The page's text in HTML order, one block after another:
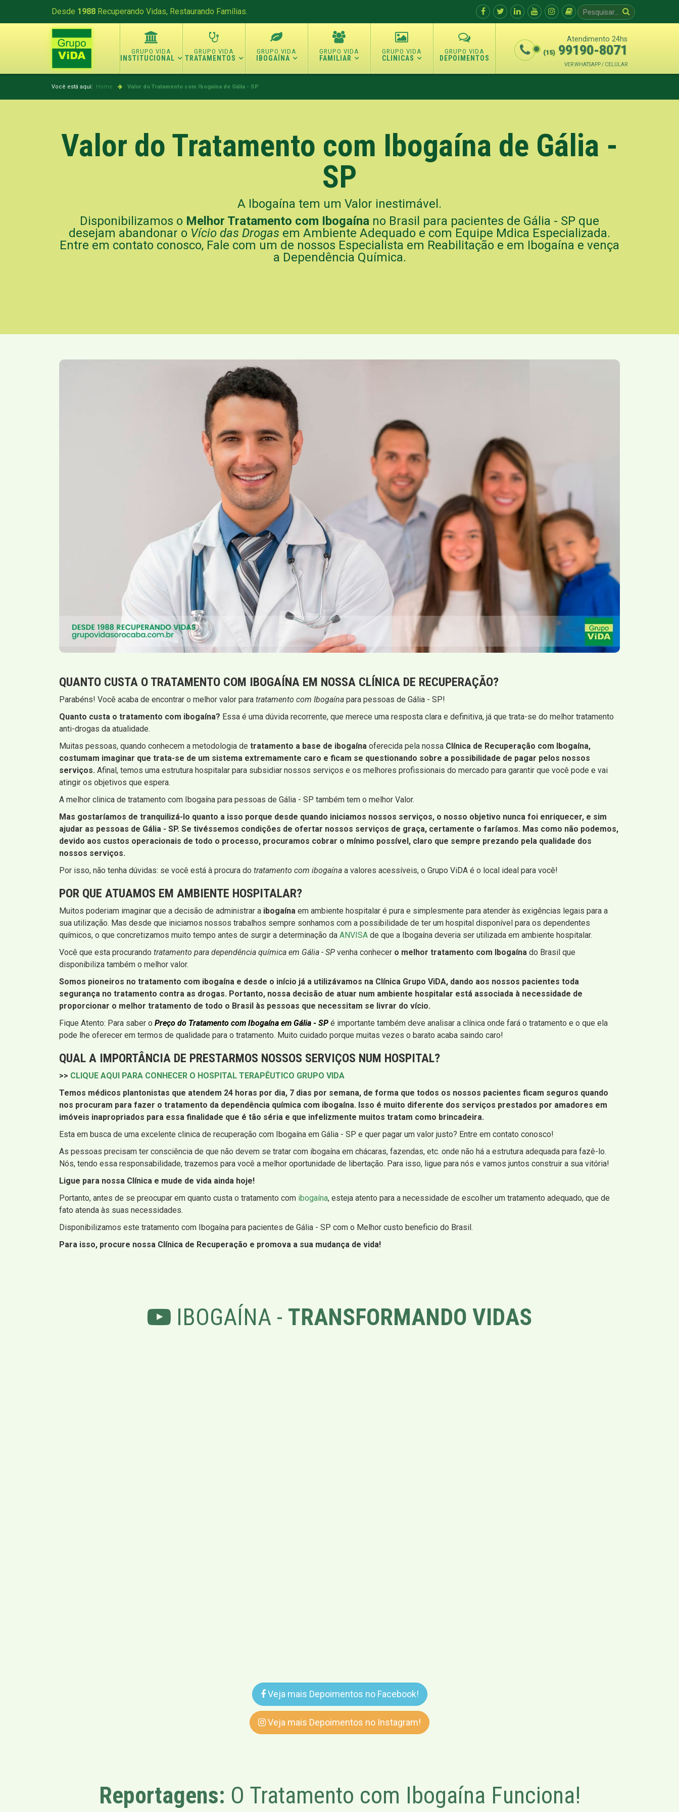
Desde 1988 Recuperando Vidas, Restaurando Famílias.
INSTITUCIONAL TRATAMENTOS IBOGAÍNA FAMILIAR CLINICAS DEPOIMENTOS
Atendimento 24hs
(15) 99190-8071
VER WHATSAPP / CELULAR
Você está aqui: Home Valor do Tratamento com Ibogaína de Gália - SP
Valor do Tratamento com Ibogaína de Gália -
SP
A Ibogaína tem um Valor inestimável.
Disponibilizamos o Melhor Tratamento com Ibogaína no Brasil para pacientes de Gália - SP que
desejam abandonar o Vício das Drogas em Ambiente Adequado e com Equipe Mdica Especializada.
Entre em contato conosco, Fale com um de nossos Especialista em Reabilitação e em Ibogaína e vença
a Dependência Química.
QUANTO CUSTA O TRATAMENTO COM IBOGAÍNA EM NOSSA CLÍNICA DE RECUPERAÇÃO?
Parabéns! Você acaba de encontrar o melhor valor para tratamento com Ibogaína para pessoas de Gália - SP!
Quanto custa o tratamento com ibogaína? Essa é uma dúvida recorrente, que merece uma resposta clara e definitiva, já que trata-se do melhor tratamento
anti-drogas da atualidade.
Muitas pessoas, quando conhecem a metodologia de tratamento a base de ibogaína oferecida pela nossa Clínica de Recuperação com Ibogaína,
costumam imaginar que trata-se de um sistema extremamente caro e ficam se questionando sobre a possibilidade de pagar pelos nossos
serviços. Afinal, temos uma estrutura hospitalar para subsidiar nossos serviços e os melhores profissionais do mercado para garantir que você pode e vai
atingir os objetivos que espera.
A melhor clinica de tratamento com Ibogaína para pessoas de Gália - SP também tem o melhor Valor.
Mas gostaríamos de tranquilizá-lo quanto a isso porque desde quando iniciamos nossos serviços, o nosso objetivo nunca foi enriquecer, e sim
ajudar as pessoas de Gália - SP. Se tivéssemos condições de ofertar nossos serviços de graça, certamente o faríamos. Mas como não podemos,
devido aos custos operacionais de todo o processo, procuramos cobrar o mínimo possível, claro que sempre prezando pela qualidade dos
nossos serviços.
Por isso, não tenha dúvidas: se você está à procura do tratamento com ibogaína a valores acessíveis, o Grupo ViDA é o local ideal para você!
POR QUE ATUAMOS EM AMBIENTE HOSPITALAR?
Muitos poderiam imaginar que a decisão de administrar a ibogaína em ambiente hospitalar é pura e simplesmente para atender às exigências legais para a
sua utilização. Mas desde que iniciamos nossos trabalhos sempre sonhamos com a possibilidade de ter um hospital disponível para os dependentes
químicos, o que concretizamos muito tempo antes de surgir a determinação da ANVISA de que a Ibogaína deveria ser utilizada em ambiente hospitalar.
Você que esta procurando tratamento para dependência química em Gália - SP venha conhecer o melhor tratamento com Ibogaína do Brasil que
disponibiliza também o melhor valor.
Somos pioneiros no tratamento com ibogaína e desde o início já a utilizávamos na Clínica Grupo ViDA, dando aos nossos pacientes toda
segurança no tratamento contra as drogas. Portanto, nossa decisão de atuar num ambiente hospitalar está associada à necessidade de
proporcionar o melhor tratamento de todo o Brasil às pessoas que necessitam se livrar do vício.
Fique Atento: Para saber o Preço do Tratamento com Ibogaína em Gália - SP é importante também deve analisar a clínica onde fará o tratamento e o que ela
pode lhe oferecer em termos de qualidade para o tratamento. Muito cuidado porque muitas vezes o barato acaba saindo caro!
QUAL A IMPORTÂNCIA DE PRESTARMOS NOSSOS SERVIÇOS NUM HOSPITAL?
>> CLIQUE AQUI PARA CONHECER O HOSPITAL TERAPÊUTICO GRUPO VIDA
Temos médicos plantonistas que atendem 24 horas por dia, 7 dias por semana, de forma que todos os nossos pacientes ficam seguros quando
nos procuram para fazer o tratamento da dependência química com ibogaína. Isso é muito diferente dos serviços prestados por amadores em
imóveis inapropriados para essa finalidade que é tão séria e que infelizmente muitos tratam como brincadeira.
Esta em busca de uma excelente clinica de recuperação com Ibogaína em Gália - SP e quer pagar um valor justo? Entre em contato conosco!
As pessoas precisam ter consciência de que não devem se tratar com ibogaína em chácaras, fazendas, etc. onde não há a estrutura adequada para fazê-lo.
Nós, tendo essa responsabilidade, trazemos para você a melhor oportunidade de libertação. Para isso, ligue para nós e vamos juntos construir a sua vitória!
Ligue para nossa Clínica e mude de vida ainda hoje!
Portanto, antes de se preocupar em quanto custa o tratamento com ibogaína, esteja atento para a necessidade de escolher um tratamento adequado, que de
fato atenda às suas necessidades.
Disponibilizamos este tratamento com Ibogaína para pacientes de Gália - SP com o Melhor custo beneficio do Brasil.
Para isso, procure nossa Clínica de Recuperação e promova a sua mudança de vida!
IBOGAÍNA - TRANSFORMANDO VIDAS
Veja mais Depoimentos no Facebook!
Veja mais Depoimentos no Instagram!
Reportagens: O Tratamento com Ibogaína Funciona!